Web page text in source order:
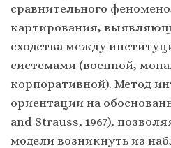
сравнительного
картирования,
сходства между
системами (военной,
корпоративной). Метод
ориентации на
and Strauss, 1967),
модели возникнуть из